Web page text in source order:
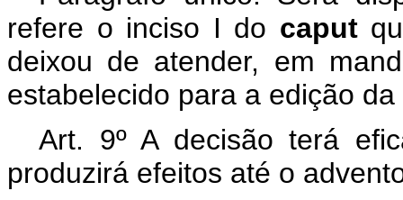
refere o inciso I do caput
deixou de atender, em
estabelecido para a edição
Art. 9º A decisão terá
produzirá efeitos até o